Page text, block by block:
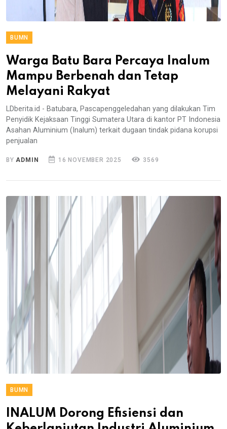
BUMN
Warga Batu Bara Percaya Inalum
Mampu Berbenah dan Tetap
Melayani Rakyat
LDberita.id - Batubara, Pascapenggeledahan yang dilakukan Tim
Penyidik Kejaksaan Tinggi Sumatera Utara di kantor PT Indonesia
Asahan Aluminium (Inalum) terkait dugaan tindak pidana korupsi
penjualan
BY ADMIN 16 NOVEMBER 2025 3569
BUMN
INALUM Dorong Efisiensi dan